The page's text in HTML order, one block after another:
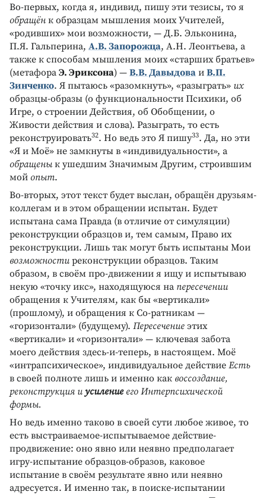
Во-первых, когда я, индивид, пишу эти тезисы, то я
обращёнк образцам мышления моих Учителей,
«родивших» мои возможности, — Д.Б. Эльконина,
П.Я. Гальперина, А.В. Запорожца, А.Н. Леонтьева, а
также к способам мышления моих «старших братьев»
(метафора Э. Эриксона) — В.В. Давыдова и В.П.
Зинченко. Я пытаюсь «разомкнуть», «разыграть» их
образцы-образы (о функциональности Психики, об
Игре, о строении Действия, об Обобщении, о
Живости действия и слова). Разыграть, то есть
реконструировать32. Но ведь это Я пишу33. Да, но эти
«Я и Моё» не замкнуты в «индивидуальности», а
обращенык ушедшим Значимым Другим, строившим
мой опыт.
Во-вторых, этот текст будет выслан, обращён друзьям-
коллегам и в этом обращении испытан. Будет
испытана сама Правда (в отличие от симуляции)
реконструкции образцов и, тем самым, Право их
реконструкции. Лишь так могут быть испытаны Мои
возможностиреконструкции образцов. Таким
образом, в своём про-движении я ищу и испытываю
некую «точку икс», находящуюся на пересечении
обращения к Учителям, как бы «вертикали»
(прошлому), и обращения к Со-ратникам —
«горизонтали» (будущему). Пересечение этих
«вертикали» и «горизонтали» — ключевая забота
моего действия здесь-и-теперь, в настоящем. Моё
«интрапсихическое», индивидуальное действие Есть
в своей полноте лишь и именно как воссоздание,
реконструкция иусилениеего Интерпсихической
формы.
Но ведь именно таково в своей сути любое живое, то
есть выстраиваемое-испытываемое действие-
продвижение: оно явно или неявно предполагает
игру-испытание образцов-образов, каковое
испытание в своём результате явно или неявно
адресуется. И именно так, в поиске-испытании